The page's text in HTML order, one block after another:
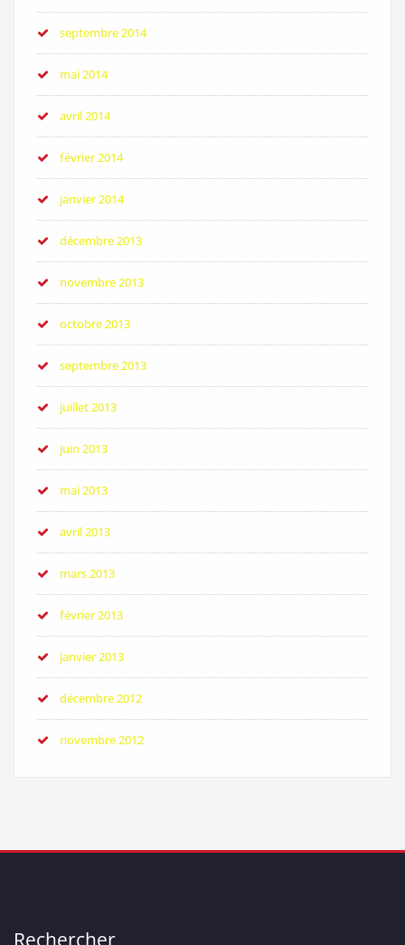
septembre 2014
mai 2014
avril 2014
février 2014
janvier 2014
décembre 2013
novembre 2013
octobre 2013
septembre 2013
juillet 2013
juin 2013
mai 2013
avril 2013
mars 2013
février 2013
janvier 2013
décembre 2012
novembre 2012
Rechercher